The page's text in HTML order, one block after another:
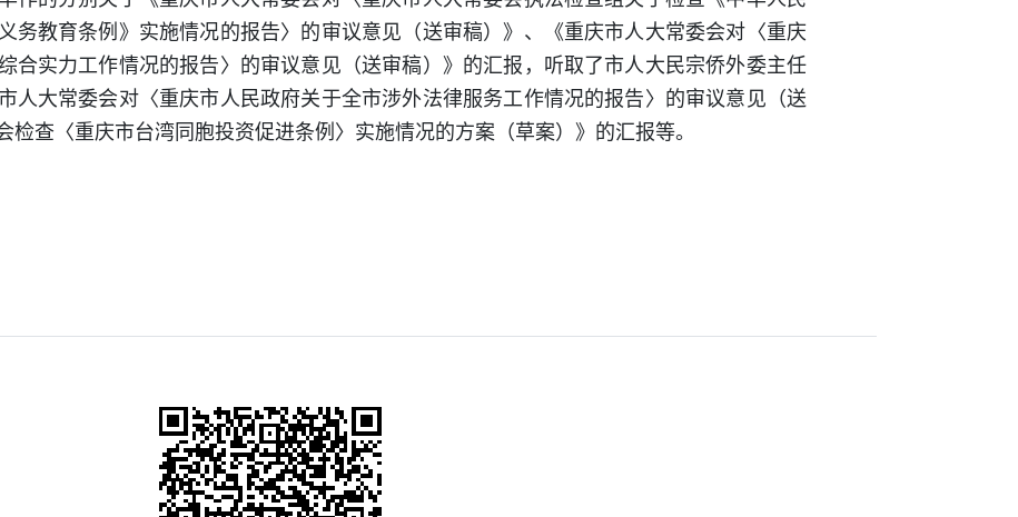
务教育条例》实施情况的报告〉的审议意见（送审稿）》、《重庆市人大常委会对〈重庆
合实力工作情况的报告〉的审议意见（送审稿）》的汇报，听取了市人大民宗侨外委主任
人大常委会对〈重庆市人民政府关于全市涉外法律服务工作情况的报告〉的审议意见（送
检查〈重庆市台湾同胞投资促进条例〉实施情况的方案（草案）》的汇报等。